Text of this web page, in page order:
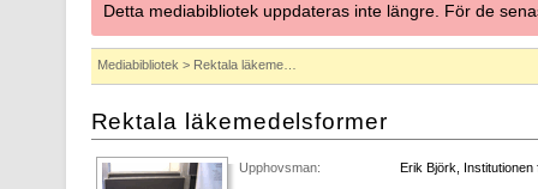
Detta mediabibliotek uppdateras inte längre. För de
Mediabibliotek > Rektala läkeme…
Rektala läkemedelsformer
Upphovsman: Erik Björk, Institutionen